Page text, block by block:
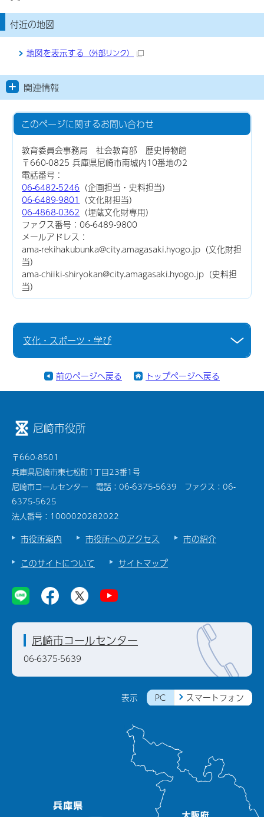
付近の地図
地図を表示する （外部リンク）
関連情報
このページに関するお問い合わせ
教育委員会事務局 社会教育部 歴史博物館
〒660-0825 兵庫県尼崎市南城内10番地の2
電話番号：
06-6482-5246 （企画担当・史料担当）
06-6489-9801
（文化財担当）
06-4868-0362 （埋蔵文化財専用）
ファクス番号：06-6489-9800
メールアドレス：
ama-rekihakubunka@city.amagasaki.hyogo.jp（文化財担
当）
ama-chiiki-shiryokan@city.amagasaki.hyogo.jp（史料担
当）
文化・スポーツ・学び
前のページへ戻る トップページへ戻る
尼崎市役所
〒660-8501
兵庫県尼崎市東七松町1丁目23番1号
尼崎市コールセンター 電話：06-6375-5639 ファクス：06-
6375-5625
法人番号：1000020282022
市役所案内 市役所へのアクセス
市の紹介
このサイトについて
サイトマップ
表示 PC スマートフォン
尼崎市コールセンター
06-6375-5639